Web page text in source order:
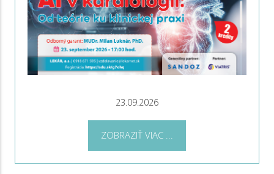
23.09.2026
ZOBRAZIŤ VIAC ...